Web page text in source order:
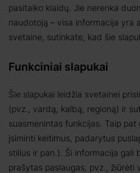
pasitaiko klaidų. Jie nerenka
naudotoją – visa informacija yra
svetaine, sutinkate, kad šie
Funkciniai slapukai
Šie slapukai leidžia svetainei
(pvz., vardą, kalbą, regioną) ir
suasmenintas funkcijas. Taip
įsiminti keitimus, padarytus
stilius ir pan.). Ši informacija gali
prašytas paslaugas, pvz., žiūrėti